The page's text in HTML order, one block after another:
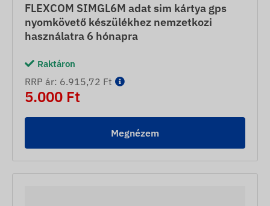
FLEXCOM SIMGL6M adat sim kártya gps
nyomkövető készülékhez nemzetkozi
használatra 6 hónapra
Raktáron
RRP ár: 6.915,72 Ft
5.000 Ft
Megnézem